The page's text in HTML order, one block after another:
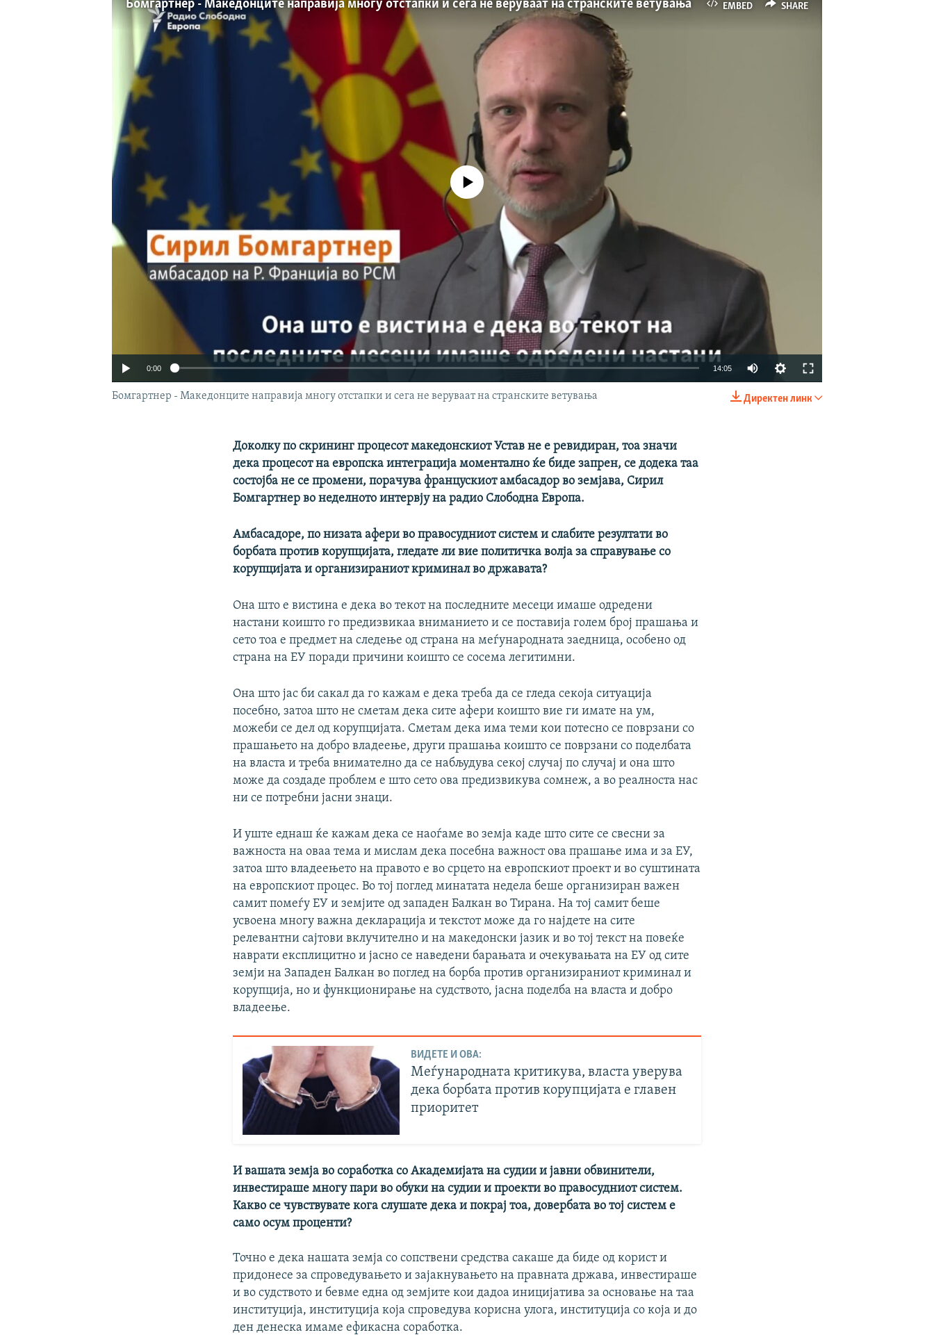
EMBED SHARE
Бомгартнер - Македонците направија многу отстапки и сега не веруваат на странските ветувања
SHARE
360p
No media source currently available
0:00 14:05
Директен линк
Бомгартнер - Македонците направија многу отстапки и сега не веруваат на странските ветувања
Доколку по скрининг процесот македонскиот Устав не е ревидиран, тоа значи
дека процесот на европска интеграција моментално ќе биде запрен, се додека таа
состојба не се промени, порачува францускиот амбасадор во земјава, Сирил
Бомгартнер во неделното интервју на радио Слободна Европа.
Амбасадоре, по низата афери во правосудниот систем и слабите резултати во
борбата против корупцијата, гледате ли вие политичка волја за справување со
корупцијата и организираниот криминал во државата?
Она што е вистина е дека во текот на последните месеци имаше одредени
настани коишто го предизвикаа вниманието и се поставија голем број прашања и
сето тоа е предмет на следење од страна на меѓународната заедница, особено од
страна на ЕУ поради причини коишто се сосема легитимни.
Она што јас би сакал да го кажам е дека треба да се гледа секоја ситуација
посебно, затоа што не сметам дека сите афери коишто вие ги имате на ум,
можеби се дел од корупцијата. Сметам дека има теми кои потесно се поврзани со
прашањето на добро владеење, други прашања коишто се поврзани со поделбата
на власта и треба внимателно да се набљудува секој случај по случај и она што
може да создаде проблем е што сето ова предизвикува сомнеж, а во реалноста нас
ни се потребни јасни знаци.
И уште еднаш ќе кажам дека се наоѓаме во земја каде што сите се свесни за
важноста на оваа тема и мислам дека посебна важност ова прашање има и за ЕУ,
затоа што владеењето на правото е во срцето на европскиот проект и во суштината
на европскиот процес. Во тој поглед минатата недела беше организиран важен
самит помеѓу ЕУ и земјите од западен Балкан во Тирана. На тој самит беше
усвоена многу важна декларација и текстот може да го најдете на сите
релевантни сајтови вклучително и на македонски јазик и во тој текст на повеќе
наврати експлицитно и јасно се наведени барањата и очекувањата на ЕУ од сите
земји на Западен Балкан во поглед на борба против организираниот криминал и
корупција, но и функционирање на судството, јасна поделба на власта и добро
владеење.
ВИДЕТЕ И ОВА:
Меѓународната критикува, власта уверува
дека борбата против корупцијата е главен
приоритет
И вашата земја во соработка со Академијата на судии и јавни обвинители,
инвестираше многу пари во обуки на судии и проекти во правосудниот систем.
Какво се чувствувате кога слушате дека и покрај тоа, довербата во тој систем е
само осум проценти?
Точно е дека нашата земја со сопствени средства сакаше да биде од корист и
придонесе за спроведувањето и зајакнувањето на правната држава, инвестираше
и во судството и бевме една од земјите кои дадоа иницијатива за основање на таа
институција, институција која спроведува корисна улога, институција со која и до
ден денеска имаме ефикасна соработка.